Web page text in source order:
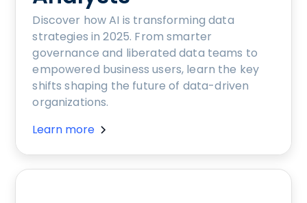
Discover how AI is transforming data
strategies in 2025. From smarter
governance and liberated data teams to
empowered business users, learn the key
shifts shaping the future of data-driven
organizations.
Learn more